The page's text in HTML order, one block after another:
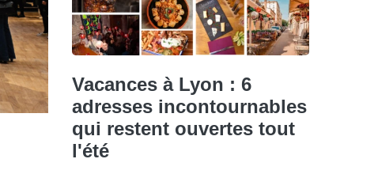
Vacances à Lyon : 6
adresses incontournables
qui restent ouvertes tout
l'été